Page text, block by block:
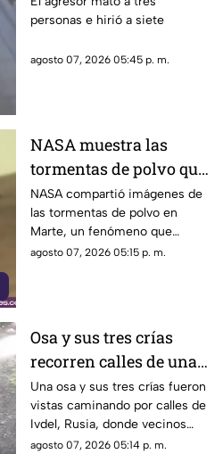
realizado en famosa
hamburguesas en
personas e hirió a siete
agosto 07, 2026 05:45 p. m.
NASA muestra las
tormentas de polvo que
cubren Marte
NASA compartió imágenes de
las tormentas de polvo en
Marte, un fenómeno que
puede extenderse por miles de
agosto 07, 2026 05:15 p. m.
Osa y sus tres crías
recorren calles de una
ciudad en Rusia
Una osa y sus tres crías fueron
vistas caminando por calles de
Ivdel, Rusia, donde vecinos
reportan un aumento en los
agosto 07, 2026 05:14 p. m.